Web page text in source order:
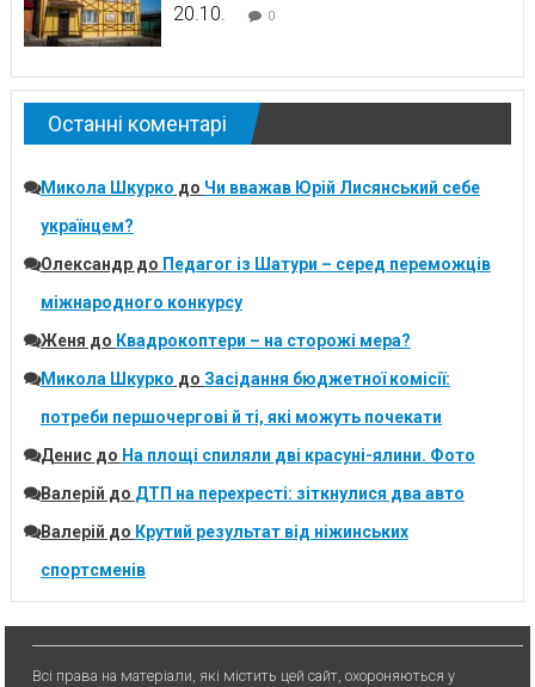
20.10. 0
Останні коментарі
Микола Шкурко до Чи вважав Юрій Лисянський себе
українцем?
Олександрдо Педагог із Шатури – серед переможців
міжнародного конкурсу
Женя до Квадрокоптери – на сторожі мера?
Микола Шкурко до Засідання бюджетної комісії:
потреби першочергові й ті, які можуть почекати
Денисдо На площі спиляли дві красуні-ялини. Фото
Валерій до ДТП на перехресті: зіткнулися два авто
Валерій до Крутий результат від ніжинських
спортсменів
Всі права на матеріали, які містить цей сайт, охороняються у